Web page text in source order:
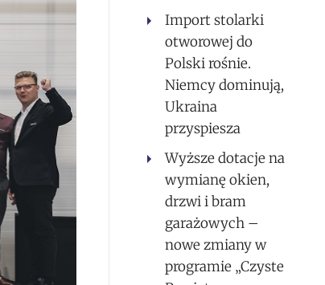
Import stolarki
otworowej do
Polski rośnie.
Niemcy dominują,
Ukraina
przyspiesza
Wyższe dotacje na
wymianę okien,
drzwi i bram
garażowych –
nowe zmiany w
programie „Czyste